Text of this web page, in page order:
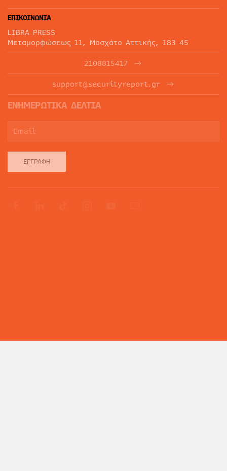
ΕΠΙΚΟΙΝΩΝΙΑ
LIBRA PRESS
Μεταμορφώσεως 11, Μοσχάτο Αττικής, 183 45
2108815417
support@securityreport.gr
ΕΝΗΜΕΡΩΤΙΚΑ ΔΕΛΤΙΑ
ΕΓΓΡΑΦΉ